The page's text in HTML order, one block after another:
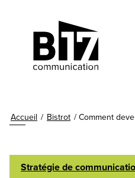
Accueil / Bistrot / Comment
Stratégie de